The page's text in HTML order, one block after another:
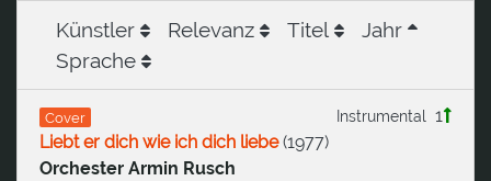
Künstler Relevanz Titel
Jahr
Sprache
Cover 1
Instrumental
Liebt er dich wie ich dich liebe(1977)
Orchester Armin Rusch